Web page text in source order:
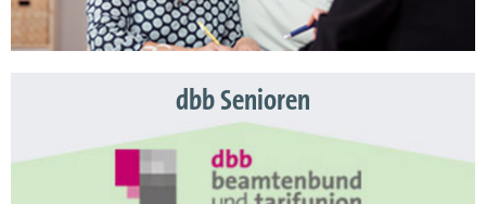
dbb Senioren